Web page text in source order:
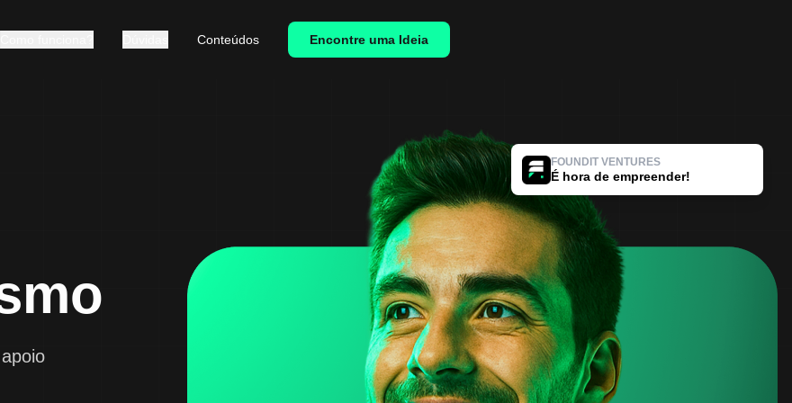
Conteúdos Encontre uma Ideia
FOUNDIT VENTURES
É hora de empreender!